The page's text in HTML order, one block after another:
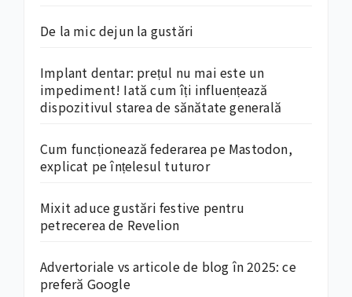
De la mic dejun la gustări
Implant dentar: prețul nu mai este un
impediment! Iată cum îți influențează
dispozitivul starea de sănătate generală
Cum funcționează federarea pe Mastodon,
explicat pe înțelesul tuturor
Mixit aduce gustări festive pentru
petrecerea de Revelion
Advertoriale vs articole de blog în 2025: ce
preferă Google